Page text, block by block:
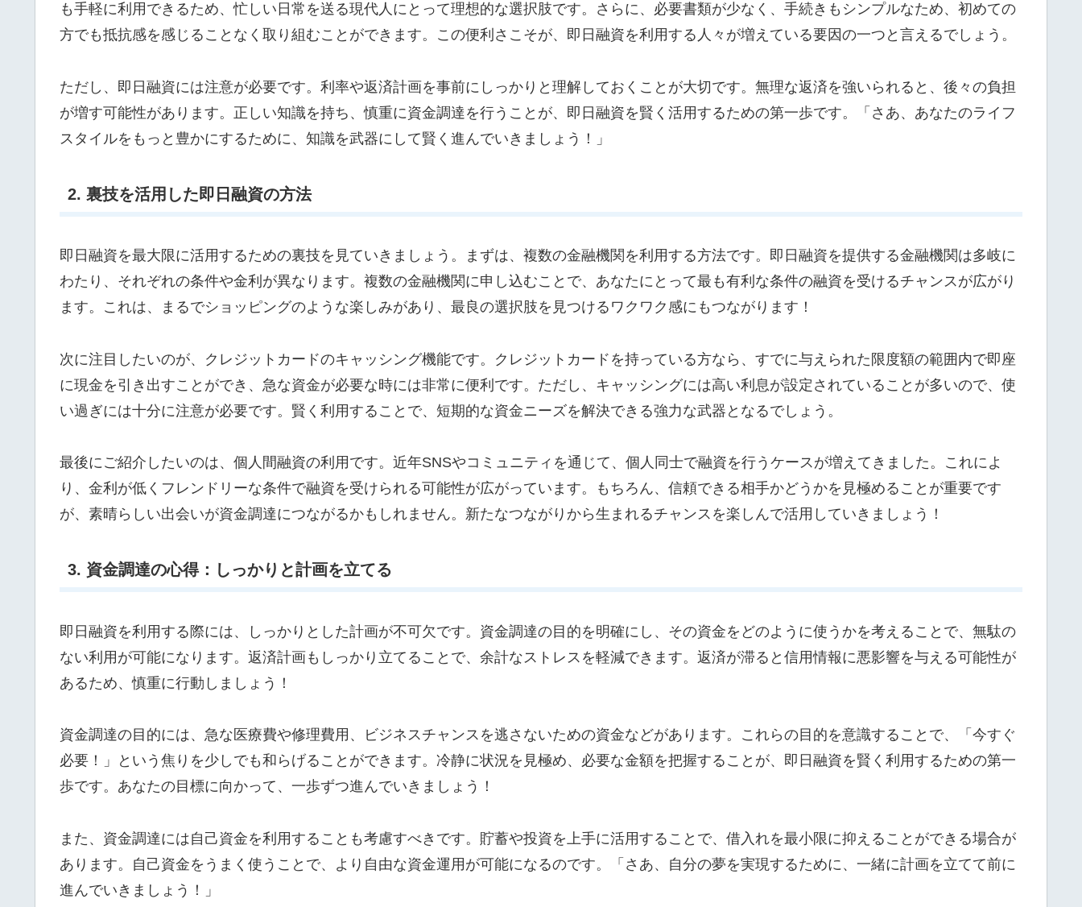
も手軽に利用できるため、忙しい日常を送る現代人にとって理想的な選択肢です。さらに、必要書類が少なく、手続きもシンプルなため、初めての
方でも抵抗感を感じることなく取り組むことができます。この便利さこそが、即日融資を利用する人々が増えている要因の一つと言えるでしょう。
ただし、即日融資には注意が必要です。利率や返済計画を事前にしっかりと理解しておくことが大切です。無理な返済を強いられると、後々の負担
が増す可能性があります。正しい知識を持ち、慎重に資金調達を行うことが、即日融資を賢く活用するための第一歩です。「さあ、あなたのライフ
スタイルをもっと豊かにするために、知識を武器にして賢く進んでいきましょう！」
2. 裏技を活用した即日融資の方法
即日融資を最大限に活用するための裏技を見ていきましょう。まずは、複数の金融機関を利用する方法です。即日融資を提供する金融機関は多岐に
わたり、それぞれの条件や金利が異なります。複数の金融機関に申し込むことで、あなたにとって最も有利な条件の融資を受けるチャンスが広がり
ます。これは、まるでショッピングのような楽しみがあり、最良の選択肢を見つけるワクワク感にもつながります！
次に注目したいのが、クレジットカードのキャッシング機能です。クレジットカードを持っている方なら、すでに与えられた限度額の範囲内で即座
に現金を引き出すことができ、急な資金が必要な時には非常に便利です。ただし、キャッシングには高い利息が設定されていることが多いので、使
い過ぎには十分に注意が必要です。賢く利用することで、短期的な資金ニーズを解決できる強力な武器となるでしょう。
最後にご紹介したいのは、個人間融資の利用です。近年SNSやコミュニティを通じて、個人同士で融資を行うケースが増えてきました。これによ
り、金利が低くフレンドリーな条件で融資を受けられる可能性が広がっています。もちろん、信頼できる相手かどうかを見極めることが重要です
が、素晴らしい出会いが資金調達につながるかもしれません。新たなつながりから生まれるチャンスを楽しんで活用していきましょう！
3. 資金調達の心得：しっかりと計画を立てる
即日融資を利用する際には、しっかりとした計画が不可欠です。資金調達の目的を明確にし、その資金をどのように使うかを考えることで、無駄の
ない利用が可能になります。返済計画もしっかり立てることで、余計なストレスを軽減できます。返済が滞ると信用情報に悪影響を与える可能性が
あるため、慎重に行動しましょう！
資金調達の目的には、急な医療費や修理費用、ビジネスチャンスを逃さないための資金などがあります。これらの目的を意識することで、「今すぐ
必要！」という焦りを少しでも和らげることができます。冷静に状況を見極め、必要な金額を把握することが、即日融資を賢く利用するための第一
歩です。あなたの目標に向かって、一歩ずつ進んでいきましょう！
また、資金調達には自己資金を利用することも考慮すべきです。貯蓄や投資を上手に活用することで、借入れを最小限に抑えることができる場合が
あります。自己資金をうまく使うことで、より自由な資金運用が可能になるのです。「さあ、自分の夢を実現するために、一緒に計画を立てて前に
進んでいきましょう！」